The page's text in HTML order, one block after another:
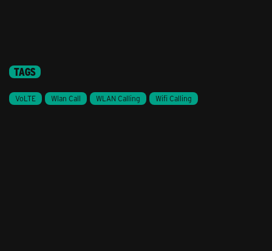
TAGS
VoLTE Wlan Call WLAN Calling Wifi Calling